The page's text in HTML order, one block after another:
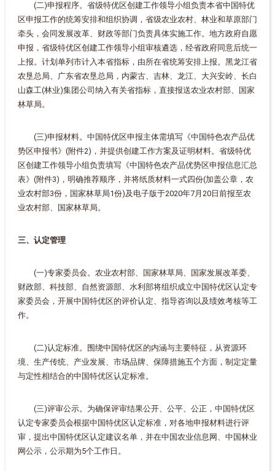
(二)申报程序。省级特优区创建工作领导小组负责本省中国特优
区申报工作的统筹安排和组织协调，省级农业农村、林业和草原部门
牵头，会同发展改革、财政等部门负责具体实施工作。地方政府自愿
申报，省级特优区创建工作领导小组审核遴选，经省政府同意后统一
上报。计划单列市计入本省指标，由所在省统筹安排上报。黑龙江省
农垦总局、广东省农垦总局，内蒙古、吉林、龙江、大兴安岭、长白
山森工(林业)集团公司纳入有关省指标，直接报送农业农村部、国家
林草局。
(三)申报材料。中国特优区申报主体需填写《中国特色农产品优
势区申报书》(附件2)，并提供创建工作方案及证明材料。省级特优
区创建工作领导小组负责填写《中国特色农产品优势区申报信息汇总
表》(附件3)，明确推荐顺序，并将纸质材料一式四份(加盖公章，农
业农村部3份，国家林草局1份)及电子版于2020年7月20日前报至农
业农村部、国家林草局。
三、认定管理
(一)专家委员会。农业农村部、国家林草局、国家发展改革委、
财政部、科技部、自然资源部、水利部将组织成立中国特优区认定专
家委员会，开展中国特优区的评价认定、指导咨询以及绩效考核等工
作。
(二)认定标准。围绕中国特优区的内涵与主要特征，从资源环
境、生产传统、产业发展、市场品牌、保障措施五个方面，制定定量
与定性相结合的中国特优区认定标准。
(三)评审公示。为确保评审结果公开、公平、公正，中国特优区
认定专家委员会根据中国特优区认定标准，对各地申报材料进行评
审，提出中国特优区认定建议名单，并在中国农业信息网、中国林业
网公示，公示期为5个工作日。